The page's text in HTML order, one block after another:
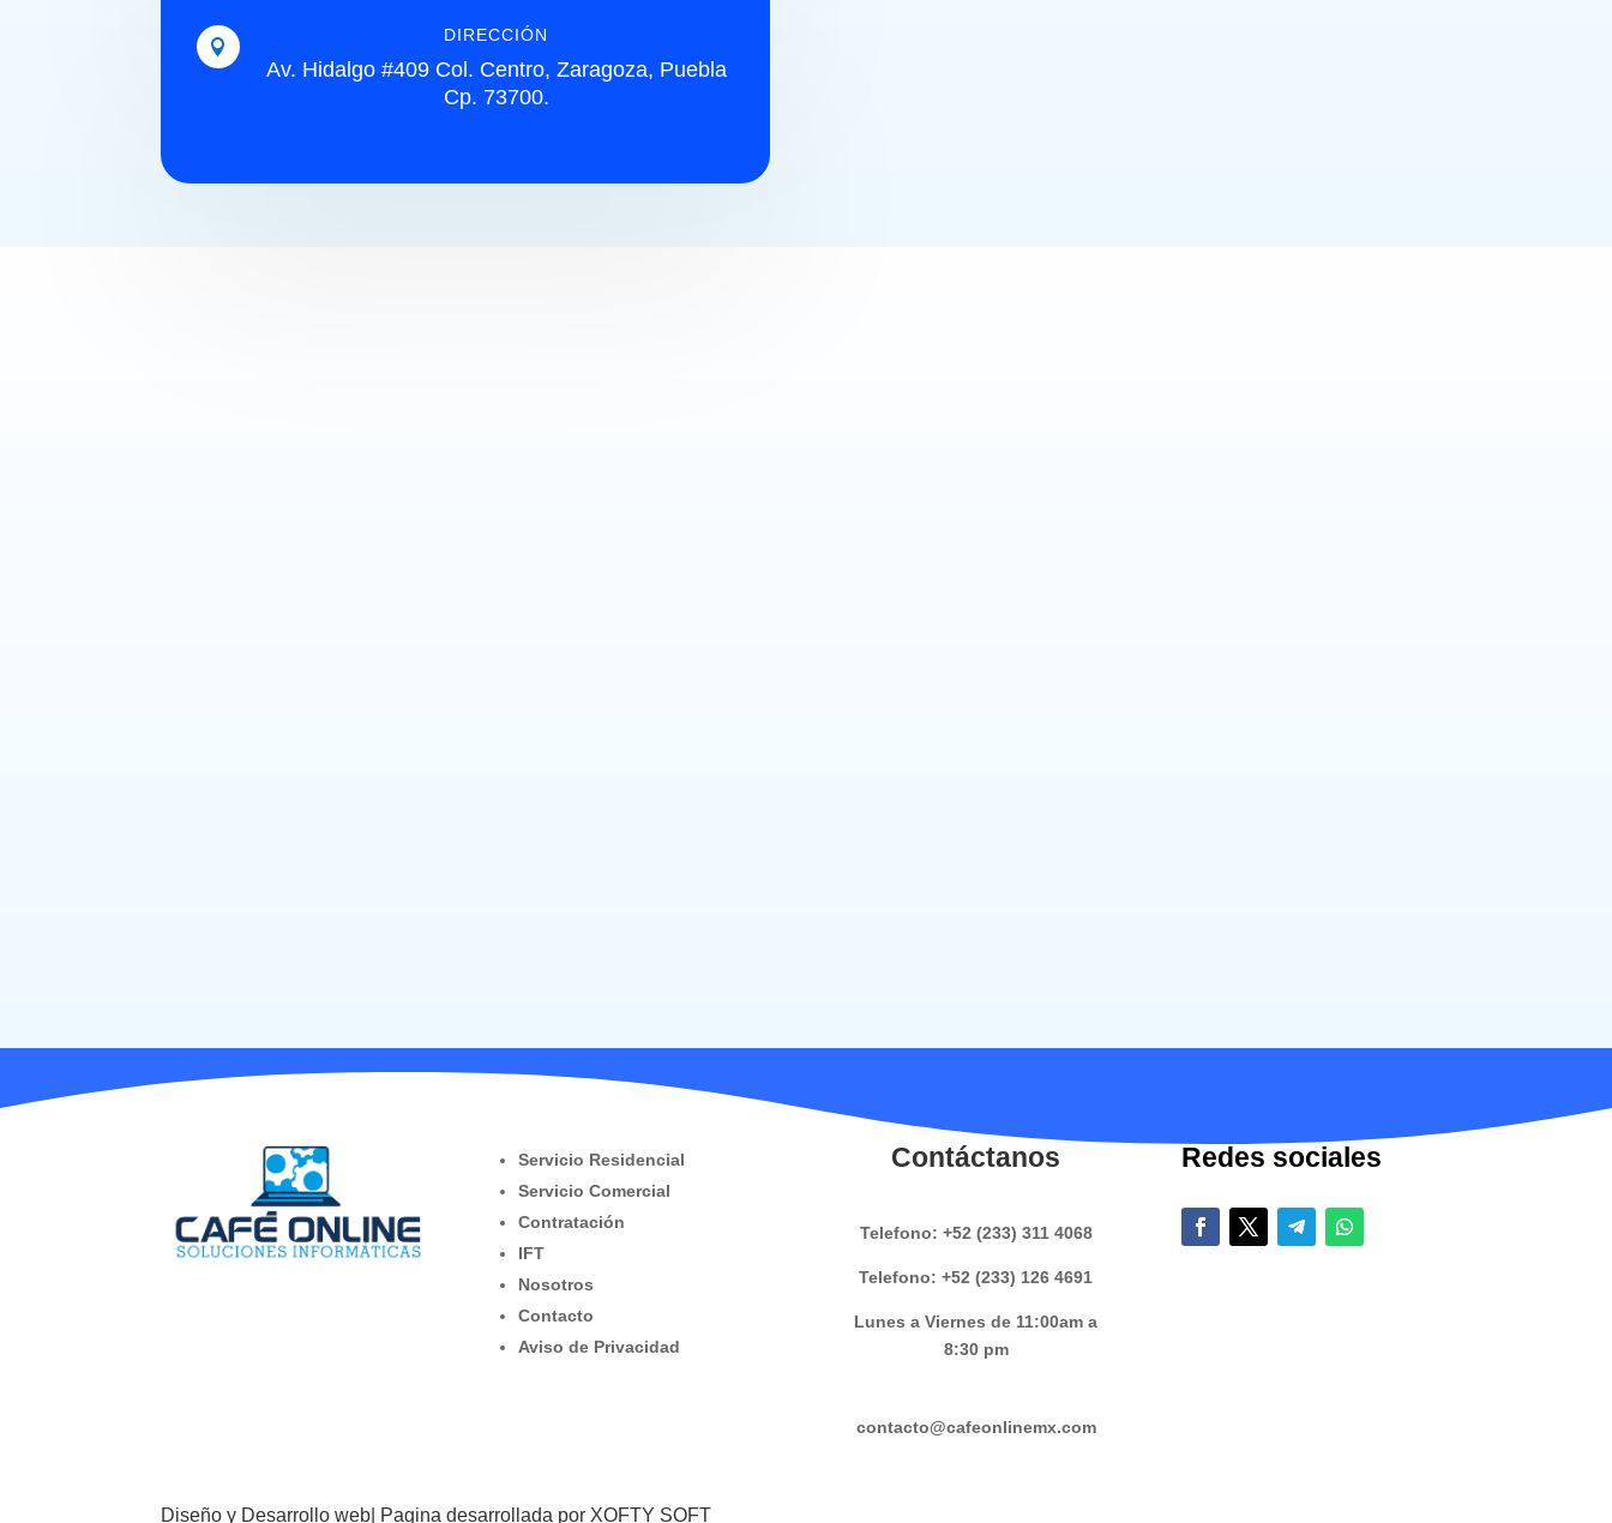

DIRECCIÓN
Av. Hidalgo #409 Col. Centro, Zaragoza, Puebla
Cp. 73700.
Servicio Residencial
Servicio Comercial
Contratación
IFT
Nosotros
Contacto
Aviso de Privacidad
Contáctanos
Telefono: +52 (233) 311 4068
Telefono: +52 (233) 126 4691
Lunes a Viernes de 11:00am a
8:30 pm
contacto@cafeonlinemx.com
Redes sociales
Diseño y Desarrollo web| Pagina desarrollada por XOFTY SOFT